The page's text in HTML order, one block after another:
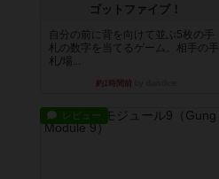
ゴットファイブ！
自分の前に背を向けて並ぶ5枚の手
札の数字を当てるゲーム。相手の手
札/場...
約1時間前
レビュー